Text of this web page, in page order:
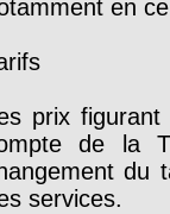
en
prix
de la
du
services.